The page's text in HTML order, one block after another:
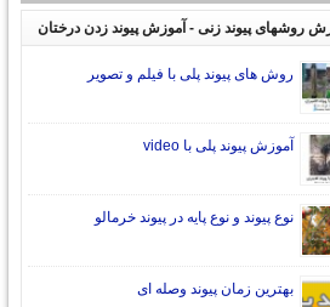
روشهای پیوند زنی - آموزش پیوند زدن درختان
روش های پیوند پلی با فیلم و تصویر
آموزش پیوند پلی با video
نوع پیوند و نوع پایه در پیوند خرمالو
بهترین زمان پیوند وصله ای